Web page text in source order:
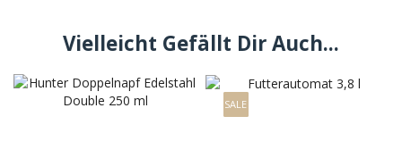
Vielleicht Gefällt Dir Auch...
SALE